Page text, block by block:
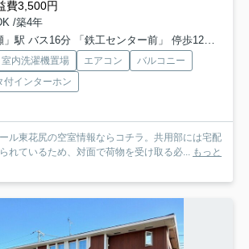
費3,500円
/築4年
駅 バス16分 「鉄工センター前」 停歩12分
室内洗濯機置場 エアコン
バルコニー
付インターホン
ル東花尻の空室情報ならコチラ。共用部には宅配
れているため、対面で荷物を受け取る必... もっと